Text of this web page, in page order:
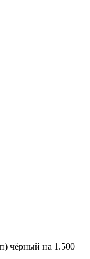
чёрный на 1.500